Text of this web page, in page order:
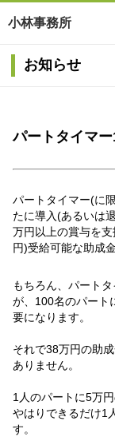
小林事務所
お知らせ
パートタイマ
パートタイマー(に
たに導入(あるいは
万円以上の賞与を
円)受給可能な助成
もちろん、パート
が、100名のパート
要になります。
それで38万円の助
ありません。
1人のパートに5万
やはりできるだけ1
す。